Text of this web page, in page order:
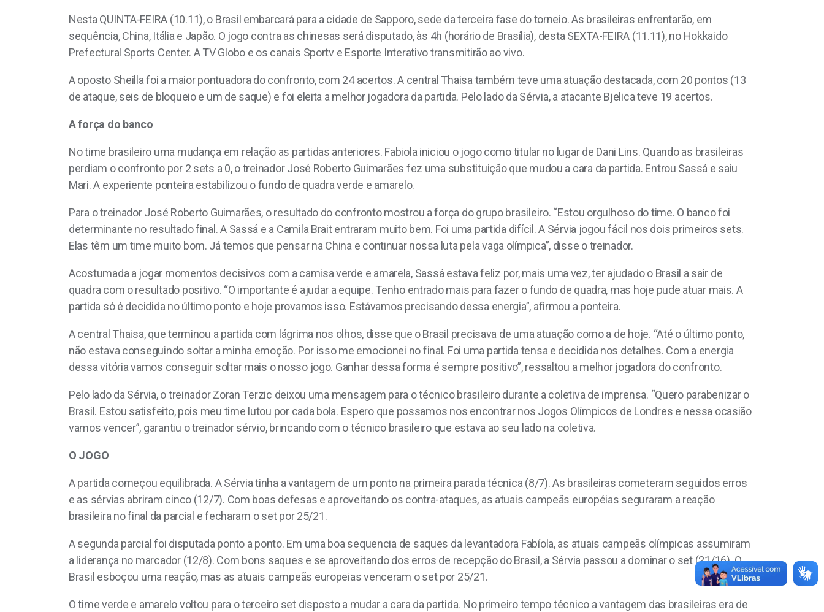
Nesta QUINTA-FEIRA (10.11), o Brasil embarcará para a cidade de Sapporo, sede da terceira fase do torneio. As brasileiras enfrentarão, em
sequência, China, Itália e Japão. O jogo contra as chinesas será disputado, às 4h (horário de Brasília), desta SEXTA-FEIRA (11.11), no Hokkaido
Prefectural Sports Center. A TV Globo e os canais Sportv e Esporte Interativo transmitirão ao vivo.
A oposto Sheilla foi a maior pontuadora do confronto, com 24 acertos. A central Thaisa também teve uma atuação destacada, com 20 pontos (13
de ataque, seis de bloqueio e um de saque) e foi eleita a melhor jogadora da partida. Pelo lado da Sérvia, a atacante Bjelica teve 19 acertos.
A força do banco
No time brasileiro uma mudança em relação as partidas anteriores. Fabiola iniciou o jogo como titular no lugar de Dani Lins. Quando as brasileiras
perdiam o confronto por 2 sets a 0, o treinador José Roberto Guimarães fez uma substituição que mudou a cara da partida. Entrou Sassá e saiu
Mari. A experiente ponteira estabilizou o fundo de quadra verde e amarelo.
Para o treinador José Roberto Guimarães, o resultado do confronto mostrou a força do grupo brasileiro. “Estou orgulhoso do time. O banco foi
determinante no resultado final. A Sassá e a Camila Brait entraram muito bem. Foi uma partida difícil. A Sérvia jogou fácil nos dois primeiros sets.
Elas têm um time muito bom. Já temos que pensar na China e continuar nossa luta pela vaga olímpica”, disse o treinador.
Acostumada a jogar momentos decisivos com a camisa verde e amarela, Sassá estava feliz por, mais uma vez, ter ajudado o Brasil a sair de
quadra com o resultado positivo. “O importante é ajudar a equipe. Tenho entrado mais para fazer o fundo de quadra, mas hoje pude atuar mais. A
partida só é decidida no último ponto e hoje provamos isso. Estávamos precisando dessa energia”, afirmou a ponteira.
A central Thaisa, que terminou a partida com lágrima nos olhos, disse que o Brasil precisava de uma atuação como a de hoje. “Até o último ponto,
não estava conseguindo soltar a minha emoção. Por isso me emocionei no final. Foi uma partida tensa e decidida nos detalhes. Com a energia
dessa vitória vamos conseguir soltar mais o nosso jogo. Ganhar dessa forma é sempre positivo”, ressaltou a melhor jogadora do confronto.
Pelo lado da Sérvia, o treinador Zoran Terzic deixou uma mensagem para o técnico brasileiro durante a coletiva de imprensa. “Quero parabenizar o
Brasil. Estou satisfeito, pois meu time lutou por cada bola. Espero que possamos nos encontrar nos Jogos Olímpicos de Londres e nessa ocasião
vamos vencer”, garantiu o treinador sérvio, brincando com o técnico brasileiro que estava ao seu lado na coletiva.
O JOGO
A partida começou equilibrada. A Sérvia tinha a vantagem de um ponto na primeira parada técnica (8/7). As brasileiras cometeram seguidos erros
e as sérvias abriram cinco (12/7). Com boas defesas e aproveitando os contra-ataques, as atuais campeãs européias seguraram a reação
brasileira no final da parcial e fecharam o set por 25/21.
A segunda parcial foi disputada ponto a ponto. Em uma boa sequencia de saques da levantadora Fabíola, as atuais campeãs olímpicas assumiram
a liderança no marcador (12/8). Com bons saques e se aproveitando dos erros de recepção do Brasil, a Sérvia passou a dominar o set (21/16). O
Brasil esboçou uma reação, mas as atuais campeãs europeias venceram o set por 25/21.
O time verde e amarelo voltou para o terceiro set disposto a mudar a cara da partida. No primeiro tempo técnico a vantagem das brasileiras era de